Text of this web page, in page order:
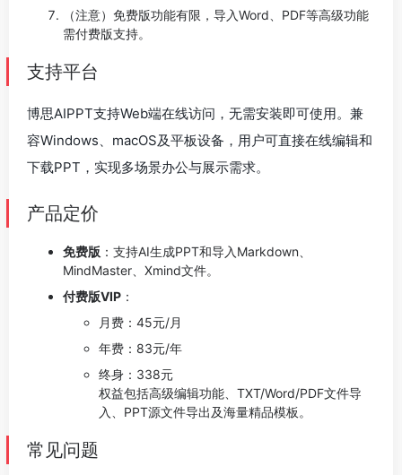
（注意）免费版功能有限，导入Word、PDF等高级功能
需付费版支持。
支持平台
博思AIPPT支持Web端在线访问，无需安装即可使用。兼
容Windows、macOS及平板设备，用户可直接在线编辑和
下载PPT，实现多场景办公与展示需求。
产品定价
免费版 ：支持AI生成PPT和导入Markdown、
MindMaster、Xmind文件。
付费版VIP ：
月费：45元/月
年费：83元/年
终身：338元
权益包括高级编辑功能、TXT/Word/PDF文件导
入、PPT源文件导出及海量精品模板。
常见问题